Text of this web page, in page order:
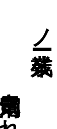
ノー残業
れて